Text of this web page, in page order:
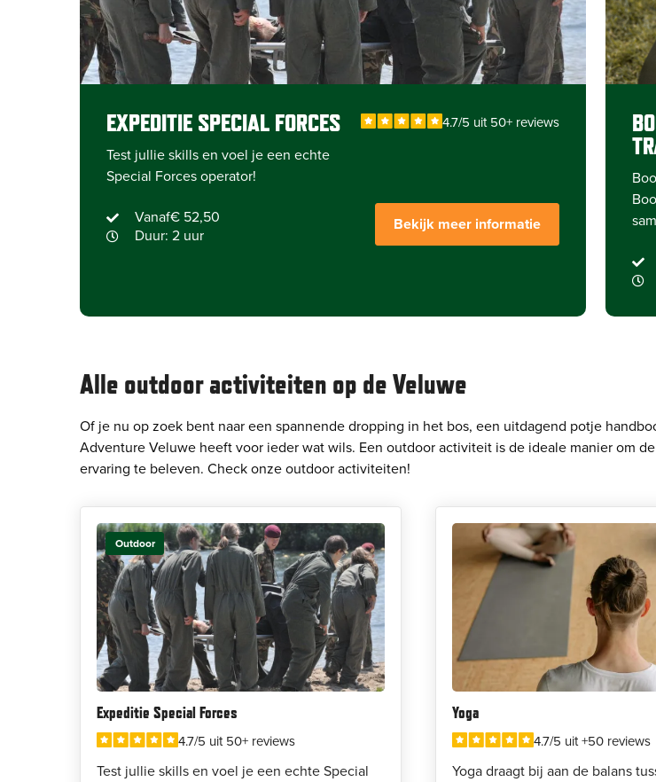
EXPEDITIE SPECIAL FORCES 4.7/5 uit 50+ reviews
Test jullie skills en voel je een echte
Special Forces operator!
Vanaf€ 52,50
Duur: 2 uur
Bekijk meer informatie
Alle outdoor activiteiten op de Veluwe
Of je nu op zoek bent naar een spannende dropping in het bos, een uitdagend potje
Adventure Veluwe heeft voor ieder wat wils. Een outdoor activiteit is de ideale manier om
ervaring te beleven. Check onze outdoor activiteiten!
Outdoor
Expeditie Special Forces
4.7/5 uit 50+ reviews
Test jullie skills en voel je een echte Special
Yoga
4.7/5 uit +50 reviews
Yoga draagt bij aan de balans